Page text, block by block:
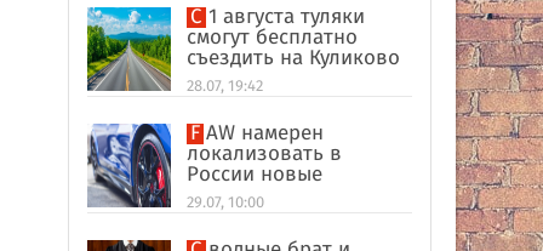
С 1 августа туляки
смогут бесплатно
съездить на Куликово
поле
28.07, 19:42
FAW намерен
локализовать в
России новые
кроссоверы
29.07, 10:00